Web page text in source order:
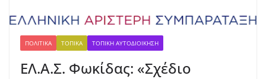
5 Αυγούστου, 2026
ΠΟΛΙΤΙΚΆ ΤΟΠΙΚΆ ΤΟΠΙΚΉ ΑΥΤΟΔΙΟΊΚΗΣΗ
ΕΛ.Α.Σ. Φωκίδας: «Σχέδιο